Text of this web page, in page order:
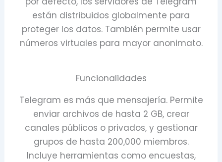
están distribuidos globalmente para
proteger los datos. También permite usar
números virtuales para mayor anonimato.
Funcionalidades
Telegram es más que mensajería. Permite
enviar archivos de hasta 2 GB, crear
canales públicos o privados, y gestionar
grupos de hasta 200,000 miembros.
Incluye herramientas como encuestas,